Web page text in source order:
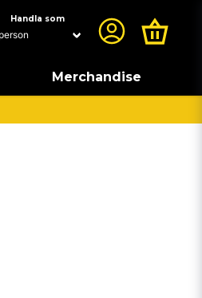
Handla som
Merchandise